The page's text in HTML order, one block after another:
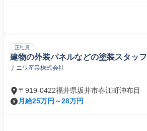
正社員
建物の外装パネルなどの塗装スタッフ
ナニワ産業株式会社
〒919-0422福井県坂井市春江町沖布目
月給25万円～28万円